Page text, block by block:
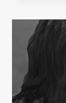
I